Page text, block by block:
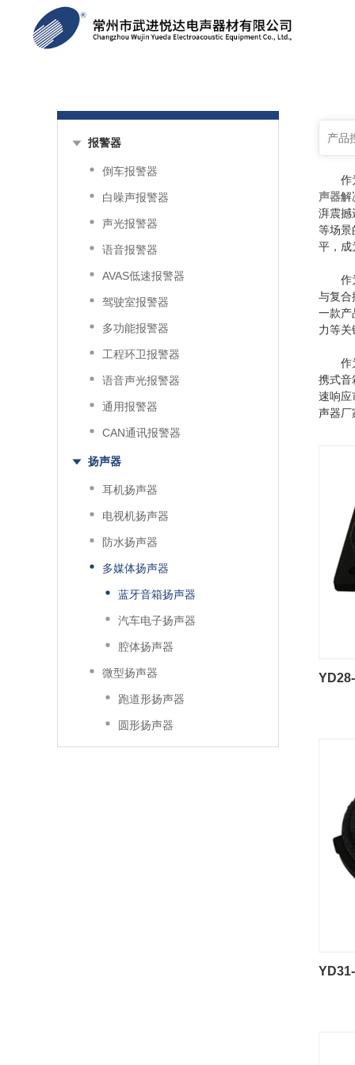
报警器
倒车报警器
白噪声报警器
声光报警器
语音报警器
AVAS低速报警器
驾驶室报警器
多功能报警器
工程环卫报警器
语音声光报警器
通用报警器
CAN通讯报警器
扬声器
耳机扬声器
电视机扬声器
防水扬声器
多媒体扬声器
蓝牙音箱扬声器
汽车电子扬声器
腔体扬声器
微型扬声器
跑道形扬声器
圆形扬声器
作
声器解
湃震撼
等场景
平，成
作
与复合
一款产
力等
作
携式音
速响应
声器厂